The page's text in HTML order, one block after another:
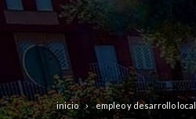
inicio empleo y desarrollo local